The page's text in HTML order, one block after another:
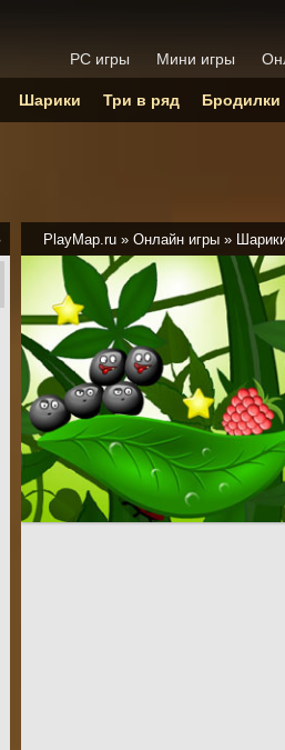
PlayMap.ru » Онлайн игры »
PC игры Мини игры
Шарики Три в ряд Бродилки